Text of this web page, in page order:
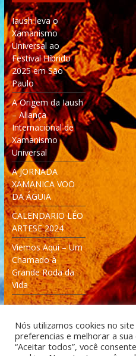
Iaush leva o
Xamanismo
Universal ao
Festival Híbrido
2025 em São
Paulo
A Origem da Iaush
– Aliança
Internacional de
Xamanismo
Universal
A JORNADA
XAMANICA VOO
DA ÁGUIA
CALENDARIO LÉO
ARTESE 2024
Viemos Aqui – Um
Chamado à
Grande Roda da
Vida
Nós utilizamos cookies no
preferencias e melhorar a sua
“Aceitar todos”, você